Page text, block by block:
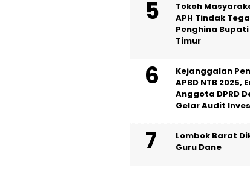
Tokoh
APH Tindak
Penghina
Timur
Kejanggalan
APBD NTB 2025,
Anggota DPRD
Gelar Audit
Lombok Barat
Guru Dane